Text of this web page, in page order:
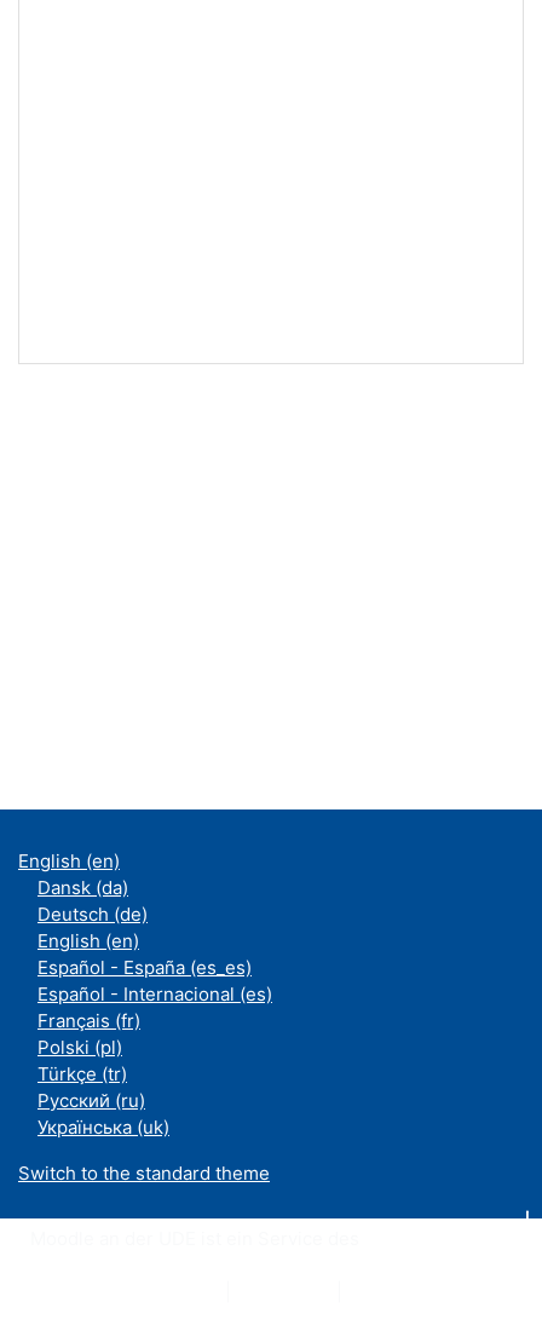
English ‎(en)‎
Dansk ‎(da)‎
Deutsch ‎(de)‎
English ‎(en)‎
Español - España ‎(es_es)‎
Español - Internacional ‎(es)‎
Français ‎(fr)‎
Polski ‎(pl)‎
Türkçe ‎(tr)‎
Русский ‎(ru)‎
Українська ‎(uk)‎
Switch to the standard theme